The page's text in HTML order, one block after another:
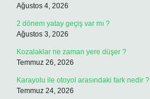
Ağustos 4, 2026
2 dönem yatay geçiş var mı ?
Ağustos 3, 2026
Kozalaklar ne zaman yere düşer ?
Temmuz 26, 2026
Karayolu ile otoyol arasındaki fark nedir ?
Temmuz 24, 2026